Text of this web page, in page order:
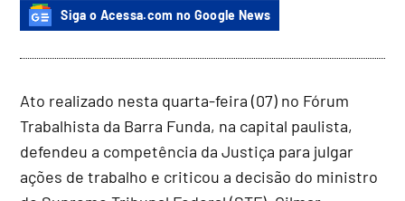
Siga o Acessa.com no Google News
Ato realizado nesta quarta-feira (07) no Fórum
Trabalhista da Barra Funda, na capital paulista,
defendeu a competência da Justiça para julgar
ações de trabalho e criticou a decisão do ministro